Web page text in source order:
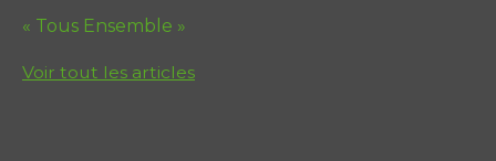
« Tous Ensemble »
Voir tout les articles